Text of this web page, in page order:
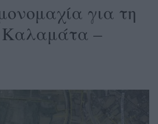
για τη
Καλαμάτα –